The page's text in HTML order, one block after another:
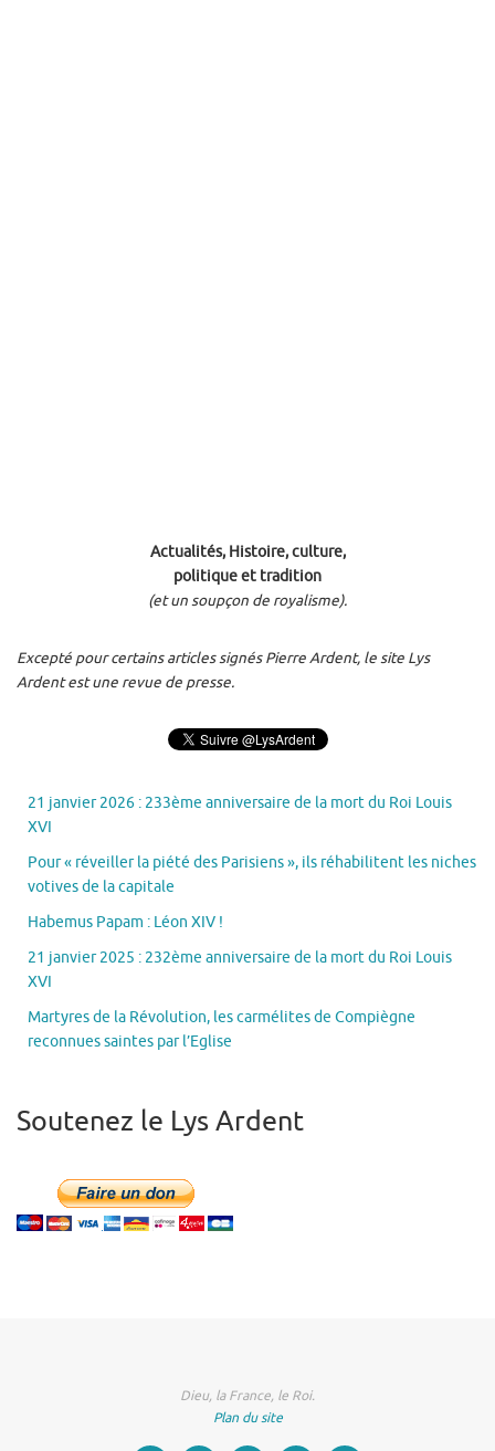
Actualités, Histoire, culture,
politique et tradition
(et un soupçon de royalisme).
Excepté pour certains articles signés Pierre Ardent, le site Lys
Ardent est une revue de presse.
21 janvier 2026 : 233ème anniversaire de la mort du Roi Louis
XVI
Pour « réveiller la piété des Parisiens », ils réhabilitent les niches
votives de la capitale
Habemus Papam : Léon XIV !
21 janvier 2025 : 232ème anniversaire de la mort du Roi Louis
XVI
Martyres de la Révolution, les carmélites de Compiègne
reconnues saintes par l’Eglise
Soutenez le Lys Ardent
Dieu, la France, le Roi.
Plan du site